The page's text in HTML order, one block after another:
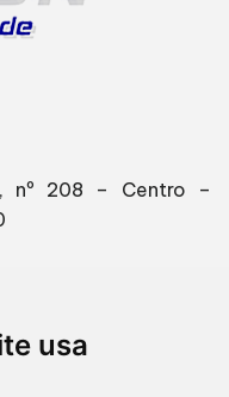
usa
nº 208 – Centro –